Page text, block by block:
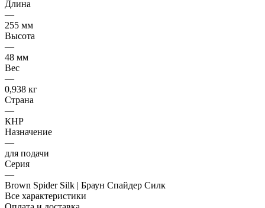
Длина
—
255 мм
Высота
—
48 мм
Вес
—
0,938 кг
Страна
—
КНР
Назначение
—
для подачи
Серия
—
Brown Spider Silk | Браун Спайдер Силк
Все характеристики